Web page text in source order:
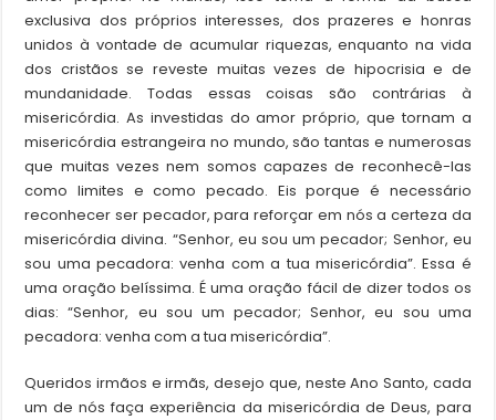
exclusiva dos próprios interesses, dos prazeres e honras
unidos à vontade de acumular riquezas, enquanto na vida
dos cristãos se reveste muitas vezes de hipocrisia e de
mundanidade. Todas essas coisas são contrárias à
misericórdia. As investidas do amor próprio, que tornam a
misericórdia estrangeira no mundo, são tantas e numerosas
que muitas vezes nem somos capazes de reconhecê-las
como limites e como pecado. Eis porque é necessário
reconhecer ser pecador, para reforçar em nós a certeza da
misericórdia divina. “Senhor, eu sou um pecador; Senhor, eu
sou uma pecadora: venha com a tua misericórdia”. Essa é
uma oração belíssima. É uma oração fácil de dizer todos os
dias: “Senhor, eu sou um pecador; Senhor, eu sou uma
pecadora: venha com a tua misericórdia”.
Queridos irmãos e irmãs, desejo que, neste Ano Santo, cada
um de nós faça experiência da misericórdia de Deus, para